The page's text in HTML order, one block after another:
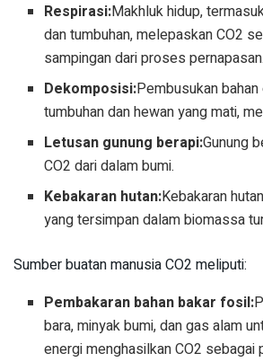
Respirasi:Makhluk hidup,
dan tumbuhan, melepaskan CO2
sampingan dari proses pernapasan.
Dekomposisi:Pembusukan
tumbuhan dan hewan yang mati,
Letusan gunung berapi:Gunung
CO2 dari dalam bumi.
Kebakaran hutan:Kebakaran
yang tersimpan dalam biomassa
Sumber buatan manusia CO2 meliputi:
Pembakaran bahan bakar fosil:
bara, minyak bumi, dan gas alam
energi menghasilkan CO2 sebagai